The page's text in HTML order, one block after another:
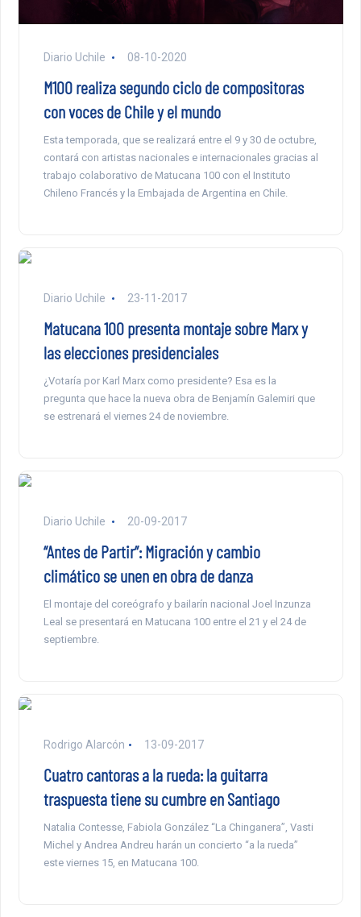
Diario Uchile 08-10-2020
M100 realiza segundo ciclo de compositoras
con voces de Chile y el mundo
Esta temporada, que se realizará entre el 9 y 30 de octubre,
contará con artistas nacionales e internacionales gracias al
trabajo colaborativo de Matucana 100 con el Instituto
Chileno Francés y la Embajada de Argentina en Chile.
Diario Uchile 23-11-2017
Matucana 100 presenta montaje sobre Marx y
las elecciones presidenciales
¿Votaría por Karl Marx como presidente? Esa es la
pregunta que hace la nueva obra de Benjamín Galemiri que
se estrenará el viernes 24 de noviembre.
Diario Uchile 20-09-2017
“Antes de Partir”: Migración y cambio
climático se unen en obra de danza
El montaje del coreógrafo y bailarín nacional Joel Inzunza
Leal se presentará en Matucana 100 entre el 21 y el 24 de
septiembre.
Rodrigo Alarcón 13-09-2017
Cuatro cantoras a la rueda: la guitarra
traspuesta tiene su cumbre en Santiago
Natalia Contesse, Fabiola González “La Chinganera”, Vasti
Michel y Andrea Andreu harán un concierto “a la rueda”
este viernes 15, en Matucana 100.